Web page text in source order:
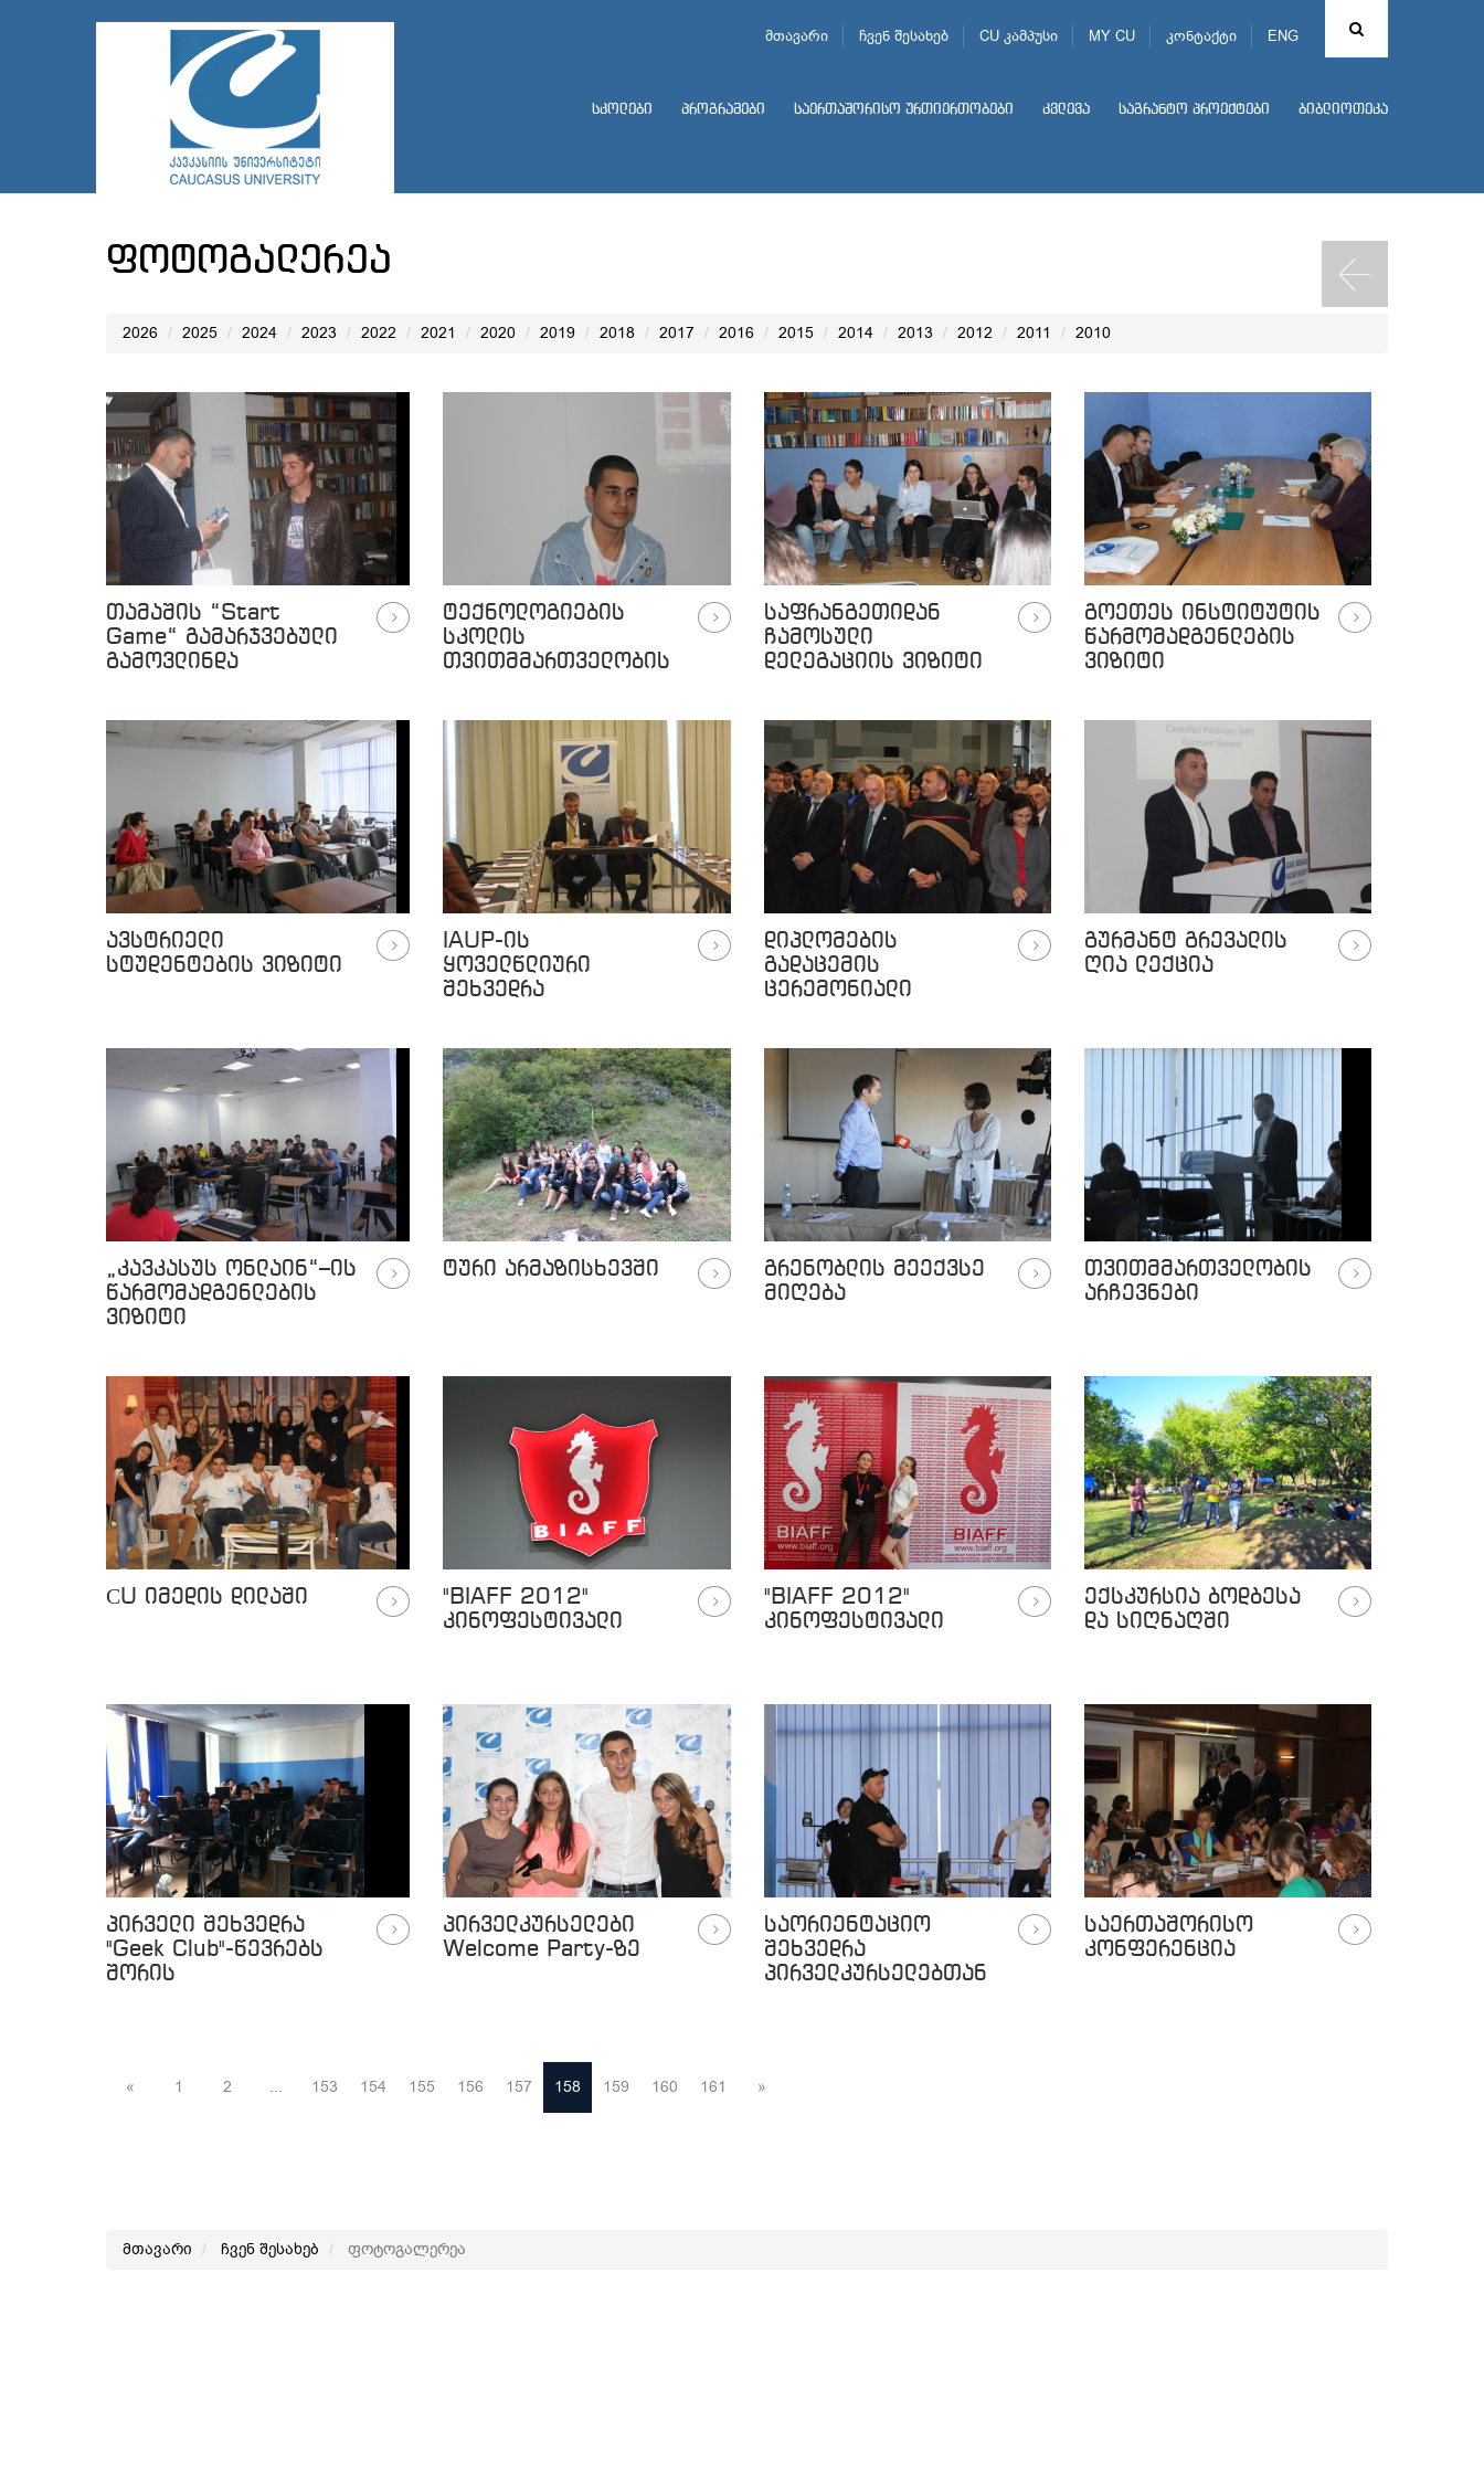
ENG
მთავარი ჩვენ შესახებ CU კამპუსი MY CU კონტაქტი
სკოლები პროგრამები საერთაშორისო ურთიერთობები კვლევა საგრანტო პროექტები ბიბლიოთეკა
ფოტოგალერეა
2026 2025 2024 2023 2022 2021 2020 2019 2018 2017 2016 2015 2014 2013 2012 2011 2010
თამაშის “Start
Game“ გამარჯვებული
გამოვლინდა
ტექნოლოგიების
სკოლის
თვითმმართველობის
საფრანგეთიდან
ჩამოსული
დელეგაციის ვიზიტი
გოეთეს ინსტიტუტის
წარმომადგენლების
ვიზიტი
ავსტრიელი
სტუდენტების ვიზიტი
IAUP-ის
ყოველწლიური
შეხვედრა
დიპლომების
გადაცემის
ცერემონიალი
გურმანტ გრევალის
ღია ლექცია
„კავკასუს ონლაინ“–ის
წარმომადგენლების
ვიზიტი
ტური არმაზისხევში
გრენობლის მეექვსე
მიღება
თვითმმართველობის
არჩევნები
СU იმედის დილაში
"BIAFF 2012"
კინოფესტივალი
"BIAFF 2012"
კინოფესტივალი
ექსკურსია ბოდბესა
და სიღნაღში
პირველი შეხვედრა
"Geek Club"-წევრებს
შორის
პირველკურსელები
Welcome Party-ზე
საორიენტაციო
შეხვედრა
პირველკურსელებთან
საერთაშორისო
კონფერენცია
« 1 2 ... 153 154 155 156 157 158 159 160 161 »
მთავარი ჩვენ შესახებ ფოტოგალერეა